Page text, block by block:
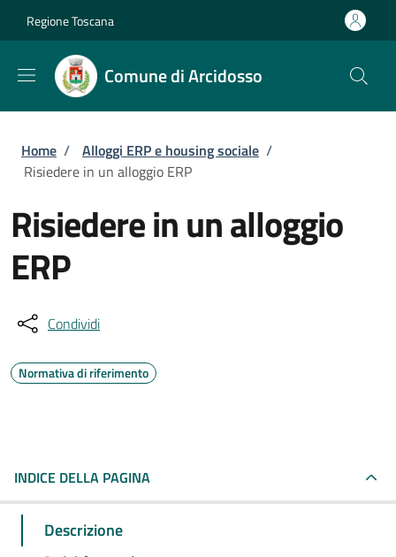
Regione Toscana
Comune di Arcidosso
Briciole di pane
Home / Alloggi ERP e housing sociale /
Risiedere in un alloggio ERP
Risiedere in un alloggio
ERP
Condividi
Normativa di riferimento
INDICE DELLA PAGINA
Descrizione